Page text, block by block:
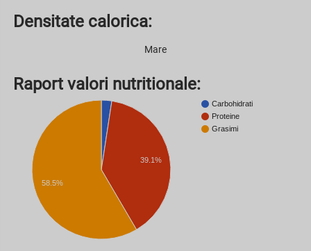
Densitate calorica:
Mare
Raport valori nutritionale:
Carbohidrati
Proteine
Grasimi
39.1%
58.5%